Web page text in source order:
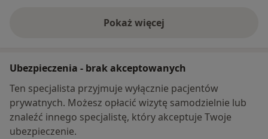
Pokaż więcej
o adresie
Ubezpieczenia - brak akceptowanych
Ten specjalista przyjmuje wyłącznie pacjentów
prywatnych. Możesz opłacić wizytę samodzielnie lub
znaleźć innego specjalistę, który akceptuje Twoje
ubezpieczenie.